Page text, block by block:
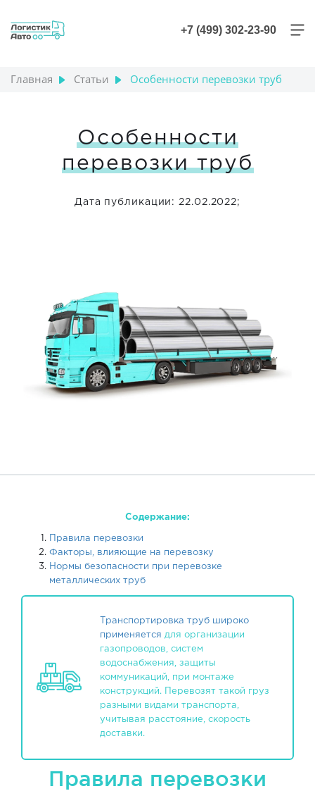
+7 (499) 302-23-90
Главная Статьи Особенности перевозки труб
Особенности
перевозки труб
Дата публикации: 22.02.2022;
Содержание:
Правила перевозки
Факторы, влияющие на перевозку
Нормы безопасности при перевозке
металлических труб
Транспортировка труб широко
применяется для организации
газопроводов, систем
водоснабжения, защиты
коммуникаций, при монтаже
конструкций. Перевозят такой груз
разными видами транспорта,
учитывая расстояние, скорость
доставки.
Правила перевозки